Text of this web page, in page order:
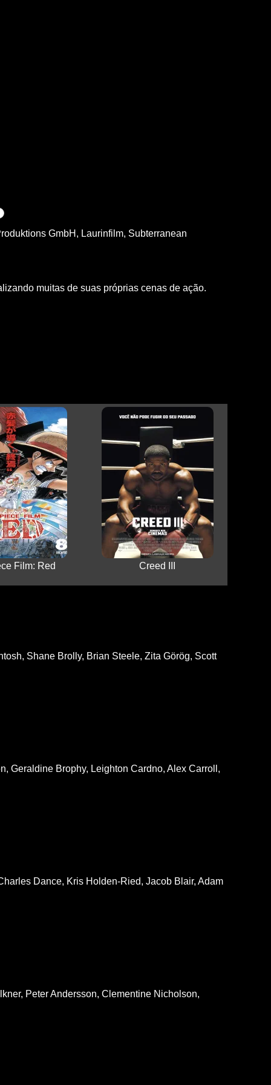
GmbH, Laurinfilm, Subterranean
muitas de suas próprias cenas de ação.
Film: Red Creed III
Shane Brolly, Brian Steele, Zita Görög, Scott
Geraldine Brophy, Leighton Cardno, Alex Carroll,
Dance, Kris Holden-Ried, Jacob Blair, Adam
Peter Andersson, Clementine Nicholson,